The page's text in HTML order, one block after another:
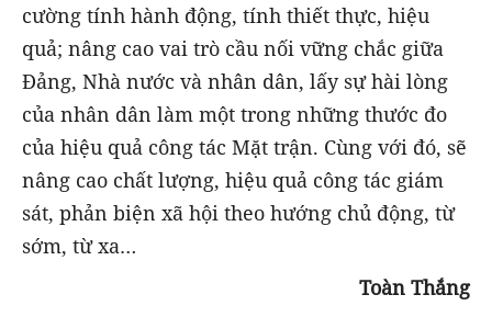
cường tính hành động, tính thiết thực, hiệu
quả; nâng cao vai trò cầu nối vững chắc giữa
Đảng, Nhà nước và nhân dân, lấy sự hài lòng
của nhân dân làm một trong những thước đo
của hiệu quả công tác Mặt trận. Cùng với đó, sẽ
nâng cao chất lượng, hiệu quả công tác giám
sát, phản biện xã hội theo hướng chủ động, từ
sớm, từ xa…
Toàn Thắng